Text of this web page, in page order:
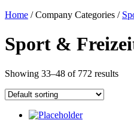
Home / Company Categories /
Sport &
Showing 33–48 of 772 results